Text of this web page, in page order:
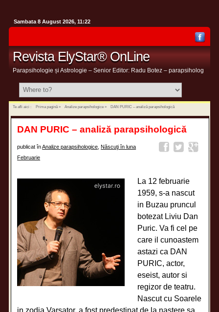
Sambata 8 August 2026, 11:22
Revista ElyStar® OnLine
Parapsihologie și Astrologie – Senior Editor: Radu Botez – parapsiholog
Te afli aici : Prima pagină» Analize parapsihologice» DAN PURIC – analiză parapsihologică
DAN PURIC – analiză parapsihologică
publicat înAnalize parapsihologice ,Născuţi în luna
Februarie
La 12 februarie
1959, s-a nascut
in Buzau pruncul
botezat Liviu Dan
Puric. Va fi cel pe
care il cunoastem
astazi ca DAN
PURIC, actor,
eseist, autor si
regizor de teatru.
Nascut cu Soarele
in zodia Varsator, a fost predestinat de la nastere sa